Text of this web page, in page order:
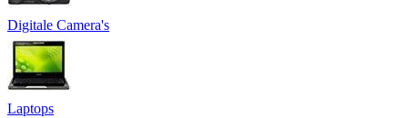
Digitale Camera's
Laptops